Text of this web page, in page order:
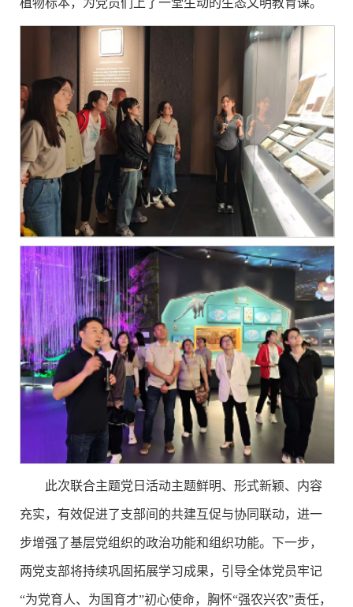
植物标本，为党员们上了一堂生动的生态文明教育课。
此次联合主题党日活动主题鲜明、形式新颖、内容
充实，有效促进了支部间的共建互促与协同联动，进一
步增强了基层党组织的政治功能和组织功能。下一步，
两党支部将持续巩固拓展学习成果，引导全体党员牢记
“为党育人、为国育才”初心使命，胸怀“强农兴农”责任，